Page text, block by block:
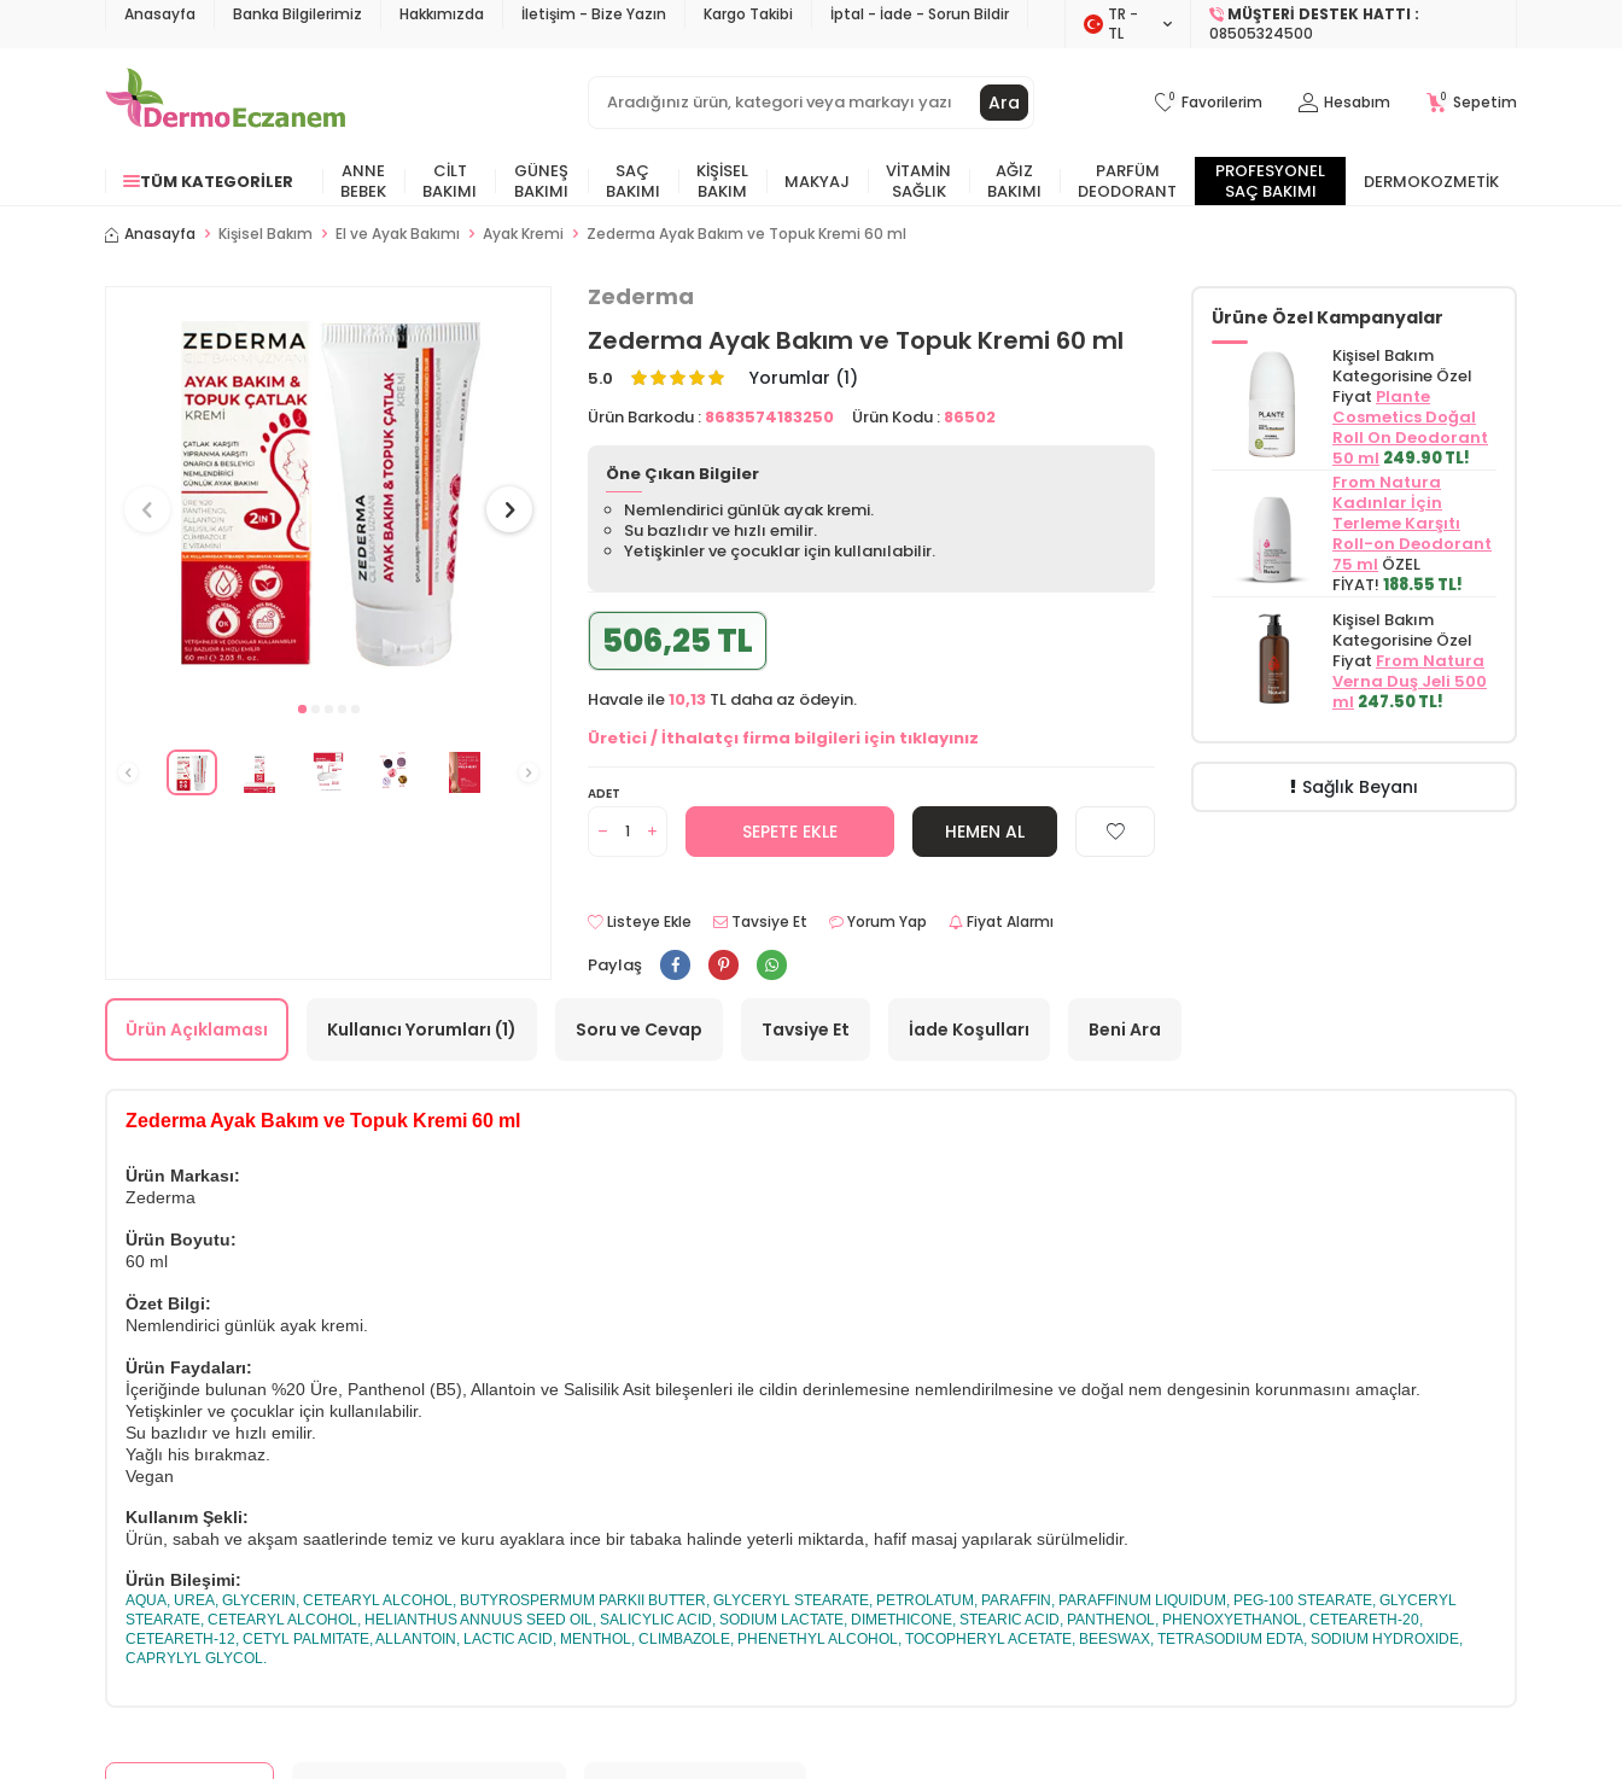
Anasayfa Banka Bilgilerimiz Hakkımızda İletişim - Bize Yazın Kargo Takibi İptal - İade - Sorun Bildir
TR −
TL
MÜŞTERI DESTEK HATTI :
08505324500
Ara 0 Favorilerim Hesabım 0 Sepetim
TÜM KATEGORILER
ANNE
BEBEK
CILT
BAKIMI
GÜNEŞ
BAKIMI
SAÇ
BAKIMI
KIŞISEL
BAKIM
MAKYAJ
VITAMIN
SAĞLIK
AĞIZ
BAKIMI
PARFÜM
DEODORANT
PROFESYONEL
SAÇ BAKIMI
DERMOKOZMETIK
Anasayfa Kişisel Bakım El ve Ayak Bakımı Ayak Kremi Zederma Ayak Bakım ve Topuk Kremi 60 ml
Zederma
Zederma Ayak Bakım ve Topuk Kremi 60 ml
5.0 Yorumlar (1)
Ürün Barkodu : 8683574183250 Ürün Kodu : 86502
Öne Çıkan Bilgiler
Nemlendirici günlük ayak kremi.
Su bazlıdır ve hızlı emilir.
Yetişkinler ve çocuklar için kullanılabilir.
506,25 TL
Havale ile10,13 TL daha az ödeyin.
Üretici / İthalatçı firma bilgileri için tıklayınız
ADET
SEPETE EKLE HEMEN AL
Listeye Ekle Tavsiye Et Yorum Yap Fiyat Alarmı
Paylaş
Ürüne Özel Kampanyalar
Kişisel Bakım
Kategorisine Özel
Fiyat Plante
Cosmetics Doğal
Roll On Deodorant
50 ml 249.90 TL!
From Natura
Kadınlar İçin
Terleme Karşıtı
Roll-on Deodorant
75 ml ÖZEL
FİYAT! 188.55 TL!
Kişisel Bakım
Kategorisine Özel
Fiyat From Natura
Verna Duş Jeli 500
ml 247.50 TL!
Sağlık Beyanı
Ürün Açıklaması Kullanıcı Yorumları (1) Soru ve Cevap Tavsiye Et İade Koşulları Beni Ara
Zederma Ayak Bakım ve Topuk Kremi 60 ml
Ürün Markası:
Zederma
Ürün Boyutu:
60 ml
Özet Bilgi:
Nemlendirici günlük ayak kremi.
Ürün Faydaları:
İçeriğinde bulunan %20 Üre, Panthenol (B5), Allantoin ve Salisilik Asit bileşenleri ile cildin derinlemesine nemlendirilmesine ve doğal nem dengesinin korunmasını amaçlar.
Yetişkinler ve çocuklar için kullanılabilir.
Su bazlıdır ve hızlı emilir.
Yağlı his bırakmaz.
Vegan
Kullanım Şekli:
Ürün, sabah ve akşam saatlerinde temiz ve kuru ayaklara ince bir tabaka halinde yeterli miktarda, hafif masaj yapılarak sürülmelidir.
Ürün Bileşimi:
AQUA, UREA, GLYCERIN, CETEARYL ALCOHOL, BUTYROSPERMUM PARKII BUTTER, GLYCERYL STEARATE, PETROLATUM, PARAFFIN, PARAFFINUM LIQUIDUM, PEG-100 STEARATE, GLYCERYL
STEARATE, CETEARYL ALCOHOL, HELIANTHUS ANNUUS SEED OIL, SALICYLIC ACID, SODIUM LACTATE, DIMETHICONE, STEARIC ACID, PANTHENOL, PHENOXYETHANOL, CETEARETH-20,
CETEARETH-12, CETYL PALMITATE, ALLANTOIN, LACTIC ACID, MENTHOL, CLIMBAZOLE, PHENETHYL ALCOHOL, TOCOPHERYL ACETATE, BEESWAX, TETRASODIUM EDTA, SODIUM HYDROXIDE,
CAPRYLYL GLYCOL.